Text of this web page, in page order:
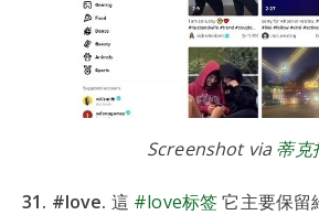
Screenshot via 蒂克
31. #love. 這 #love标签它主要保留